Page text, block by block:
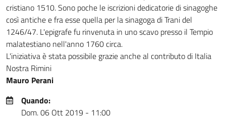
cristiano 1510. Sono poche le iscrizioni dedicatorie di sinagoghe
così antiche e fra esse quella per la sinagoga di Trani del
1246/47. L'epigrafe fu rinvenuta in uno scavo presso il Tempio
malatestiano nell'anno 1760 circa.
L'iniziativa è stata possibile grazie anche al contributo di Italia
Nostra Rimini
Mauro Perani
Quando:
Dom. 06 Ott 2019 - 11:00